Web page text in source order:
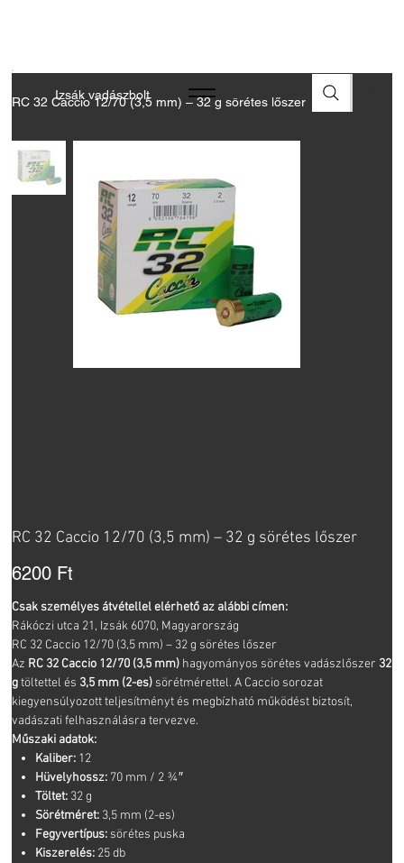
Izsák vadászbolt
RC 32 Caccio 12/70 (3,5 mm) – 32 g sörétes lőszer
RC 32 Caccio 12/70 (3,5 mm) – 32 g sörétes lőszer
Ár
6200 Ft
Csak személyes átvétellel elérhető az alábbi címen:
Rákóczi utca 21, Izsák 6070, Magyarország
RC 32 Caccio 12/70 (3,5 mm) – 32 g sörétes lőszer
Az RC 32 Caccio 12/70 (3,5 mm) hagyományos sörétes vadászlőszer 32
gtöltettel és 3,5 mm (2-es) sörétmérettel. A Caccio sorozat
kiegyensúlyozott teljesítményt és megbízható működést biztosít,
vadászati felhasználásra tervezve.
Műszaki adatok:
Kaliber:12
Hüvelyhossz:70 mm / 2 ¾″
Töltet:32 g
Sörétméret:3,5 mm (2-es)
Fegyvertípus:sörétes puska
Kiszerelés:25 db